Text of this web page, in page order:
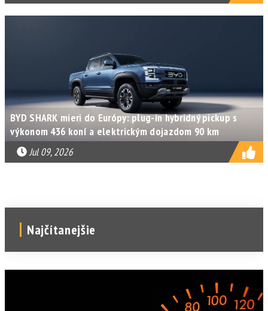
BYD SHARK mieri do Európy: plug-in hybridný pickup s
výkonom 436 koní a elektrickým dojazdom 90 km
Jul 09, 2026
Najčítanejšie